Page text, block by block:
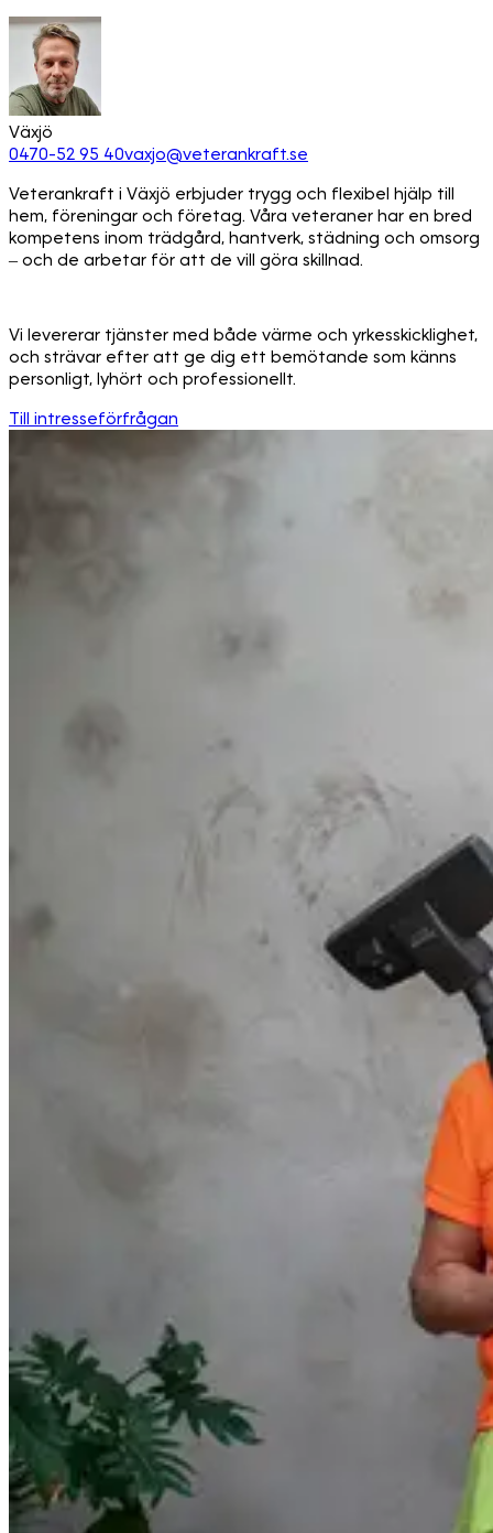
Växjö
0470-52 95 40vaxjo@veterankraft.se
Veterankraft i Växjö erbjuder trygg och flexibel hjälp till
hem, föreningar och företag. Våra veteraner har en bred
kompetens inom trädgård, hantverk, städning och omsorg
– och de arbetar för att de vill göra skillnad.
Vi levererar tjänster med både värme och yrkesskicklighet,
och strävar efter att ge dig ett bemötande som känns
personligt, lyhört och professionellt.
Till intresseförfrågan